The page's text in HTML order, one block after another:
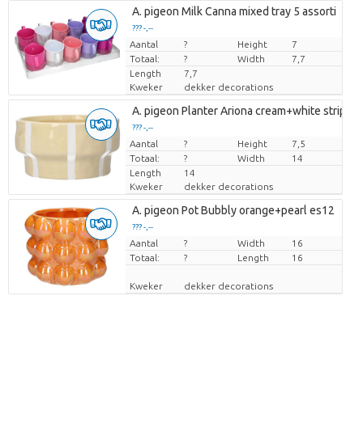
A. pigeon Milk Canna mixed tray 5 assorti
??? -,--
Prijs per stuk
Aantal ? Height
7
Totaal:
? Width
7,7
Length
7,7
Kweker
dekker decorations
A. pigeon Planter Ariona cream+white stripes
??? -,--
Prijs per stuk
Aantal ? Height
7,5
Totaal:
? Width
14
Length
14
Kweker
dekker decorations
A. pigeon Pot Bubbly orange+pearl es12
??? -,--
Prijs per stuk
Aantal ? Width
16
Totaal:
? Length 16
Kweker dekker decorations